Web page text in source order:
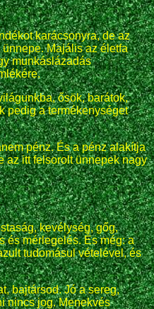
karácsonyra, de az
Majális az életfa
munkáslázadás
ősök, barátok,
pedig a termékenységet
pénz. És a pénz alakítja
az itt felsorolt ünnepek nagy
kevélység, gőg,
és mérlegelés. És még: a
tudomásul vételével, és
bajtársod. Jó a sereg,
nincs jog. Menekvés